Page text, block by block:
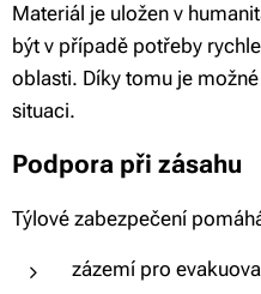
Materiál je uložen v
být v případě potřeby
oblasti. Díky tomu je
situaci.
Podpora při zásahu
Týlové zabezpečení
zázemí pro